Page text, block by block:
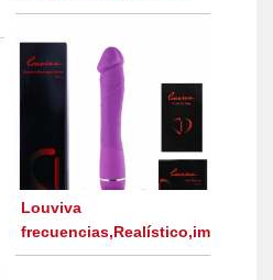
Louviva